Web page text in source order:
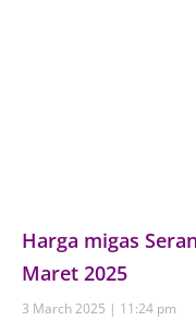
Harga migas
Maret 2025
3 March 2025
11:24 pm